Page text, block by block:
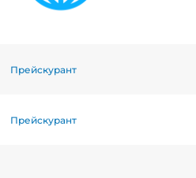
Прейскурант
Прейскурант